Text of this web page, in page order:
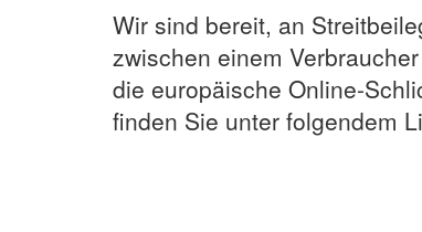
Wir sind bereit, an
zwischen einem
die europäische Online-
finden Sie unter folgendem